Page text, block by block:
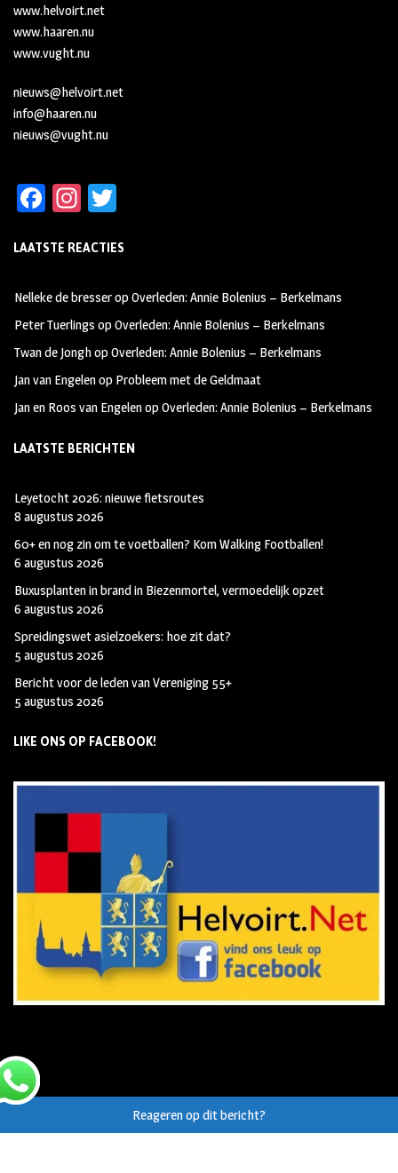
www.helvoirt.net
www.haaren.nu
www.vught.nu
nieuws@helvoirt.net
info@haaren.nu
nieuws@vught.nu
Fa
b
oo
k
In
ag
m
tt
LAATSTE REACTIES
Nelleke de bresseropOverleden: Annie Bolenius – Berkelmans
Peter Tuerlings opOverleden: Annie Bolenius – Berkelmans
Twan de JonghopOverleden: Annie Bolenius – Berkelmans
Jan van Engelenop Probleem met de Geldmaat
Jan en Roos van EngelenopOverleden: Annie Bolenius – Berkelmans
LAATSTE BERICHTEN
Leyetocht 2026: nieuwe fietsroutes
8 augustus 2026
60+ en nog zin om te voetballen? Kom Walking Footballen!
6 augustus 2026
Buxusplanten in brand in Biezenmortel, vermoedelijk opzet
6 augustus 2026
Spreidingswet asielzoekers: hoe zit dat?
5 augustus 2026
Bericht voor de leden van Vereniging 55+
5 augustus 2026
LIKE ONS OP FACEBOOK!
Reageren op dit bericht?